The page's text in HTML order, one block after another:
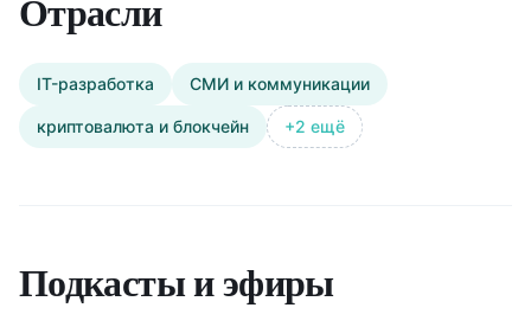
В качестве ментора опыт в постановке
маркетинга с момента идеи продукта до его
вывода на рынок (FinTech). Компания с 10 000
клиентов и проторговкой через свой сервис на
биржах более $600 млн./мес. Решаем задачу
В качестве ментора помогал в разработке
бизнес-модели и стратегии стартапа
Отрасли
IT-разработка СМИ и коммуникации
криптовалюта и блокчейн +2 ещё
Подкасты и эфиры